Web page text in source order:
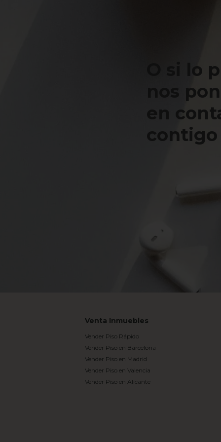
O si lo
nos
en
contigo
Venta Inmuebles
Vender Piso Rápido
Vender Piso en Barcelona
Vender Piso en Madrid
Vender Piso en Valencia
Vender Piso en Alicante